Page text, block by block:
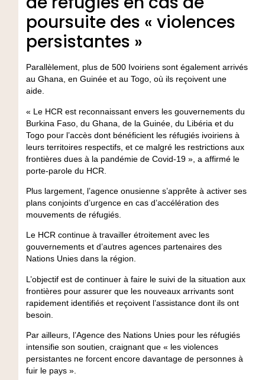
poursuite des « violences
persistantes »
Parallèlement, plus de 500 Ivoiriens sont également arrivés
au Ghana, en Guinée et au Togo, où ils reçoivent une
aide.
« Le HCR est reconnaissant envers les gouvernements du
Burkina Faso, du Ghana, de la Guinée, du Libéria et du
Togo pour l’accès dont bénéficient les réfugiés ivoiriens à
leurs territoires respectifs, et ce malgré les restrictions aux
frontières dues à la pandémie de Covid-19 », a affirmé le
porte-parole du HCR.
Plus largement, l’agence onusienne s’apprête à activer ses
plans conjoints d’urgence en cas d’accélération des
mouvements de réfugiés.
Le HCR continue à travailler étroitement avec les
gouvernements et d’autres agences partenaires des
Nations Unies dans la région.
L’objectif est de continuer à faire le suivi de la situation aux
frontières pour assurer que les nouveaux arrivants sont
rapidement identifiés et reçoivent l’assistance dont ils ont
besoin.
Par ailleurs, l’Agence des Nations Unies pour les réfugiés
intensifie son soutien, craignant que « les violences
persistantes ne forcent encore davantage de personnes à
fuir le pays ».